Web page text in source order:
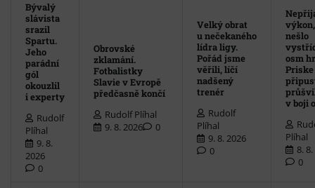
Bývalý
slávista
srazil
Spartu.
Jeho
parádní
gól
okouzlil
i experty
Rudolf
Plíhal
9. 8.
2026
0
Obrovské
zklamání.
Fotbalistky
Slavie v Evropě
předčasně končí
Rudolf Plíhal
9. 8. 2026
0
Velký obrat
u nečekaného
lídra ligy.
Pořád jsme
věřili, líčí
nadšený
trenér
Rudolf
Plíhal
9. 8. 2026
0
výkon,
nešlo
osm
Priske
v boji
Plíhal
8.
0